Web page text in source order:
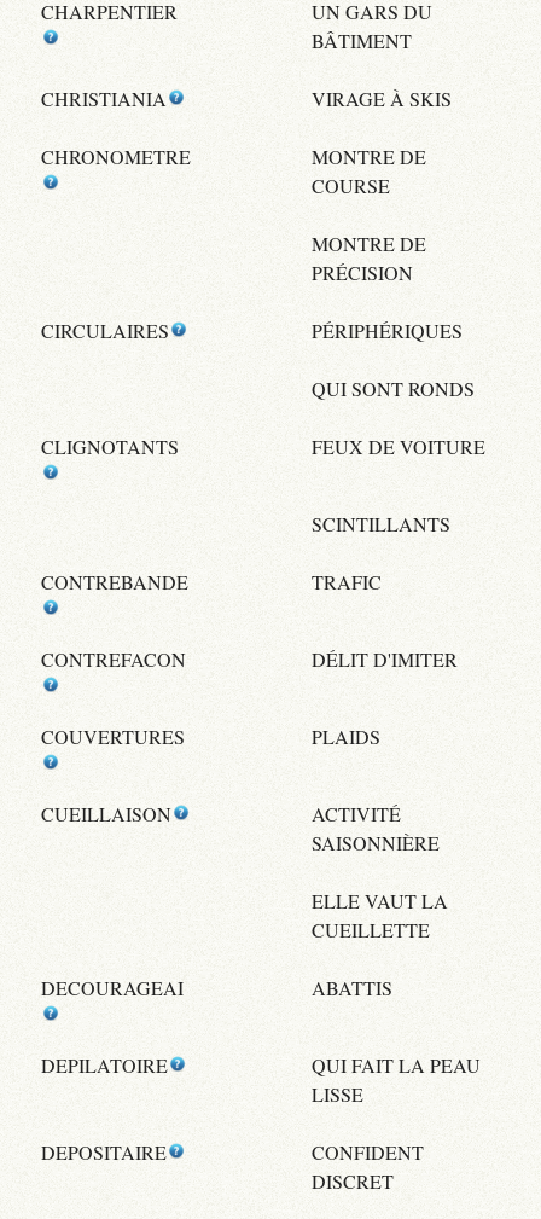
CHARPENTIER
UN GARS DU
BÂTIMENT
CHRISTIANIA VIRAGE À SKIS
CHRONOMETRE
MONTRE DE
COURSE
MONTRE DE
PRÉCISION
CIRCULAIRES PÉRIPHÉRIQUES
QUI SONT RONDS
CLIGNOTANTS FEUX DE VOITURE
SCINTILLANTS
CONTREBANDE TRAFIC
CONTREFACON DÉLIT D'IMITER
COUVERTURES PLAIDS
CUEILLAISON
ACTIVITÉ
SAISONNIÈRE
ELLE VAUT LA
CUEILLETTE
DECOURAGEAI ABATTIS
DEPILATOIRE
QUI FAIT LA PEAU
LISSE
DEPOSITAIRE
CONFIDENT
DISCRET